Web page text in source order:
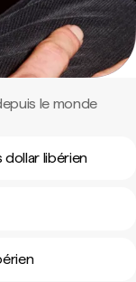
le monde
dollar libérien